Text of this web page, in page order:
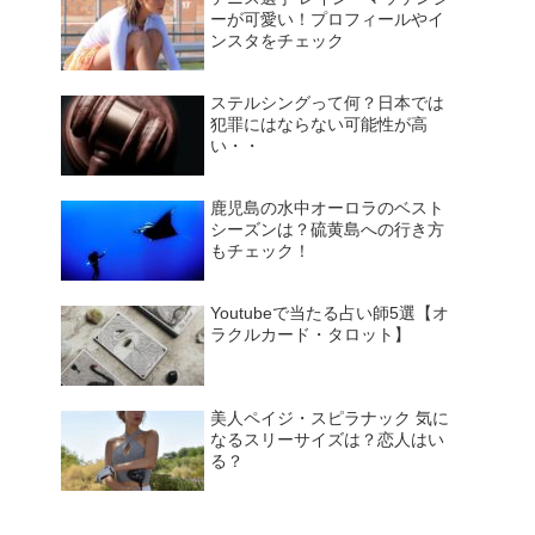
ーが可愛い！プロフィールやイ
ンスタをチェック
ステルシングって何？日本では
犯罪にはならない可能性が高
い・・
鹿児島の水中オーロラのベスト
シーズンは？硫黄島への行き方
もチェック！
Youtubeで当たる占い師5選【オ
ラクルカード・タロット】
美人ペイジ・スピラナック 気に
なるスリーサイズは？恋人はい
る？